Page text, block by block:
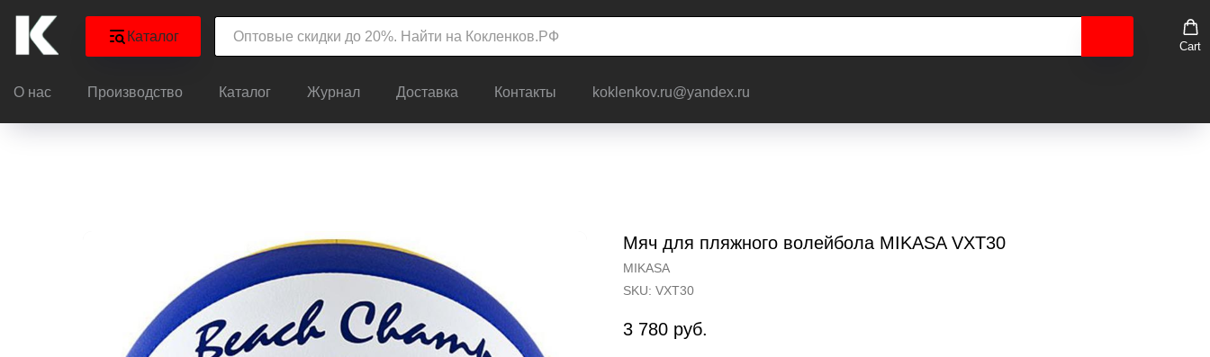
Каталог
Cart
О нас Производство Каталог Журнал Доставка Контакты koklenkov.ru@yandex.ru
Мяч для пляжного волейбола MIKASA VXT30
MIKASA
SKU: VXT30
3 780 руб.